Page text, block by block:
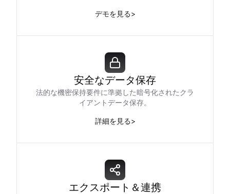
デモを見る>
安全なデータ保存
法的な機密保持要件に準拠した暗号化されたクラ
イアントデータ保存。
詳細を見る>
エクスポート＆連携